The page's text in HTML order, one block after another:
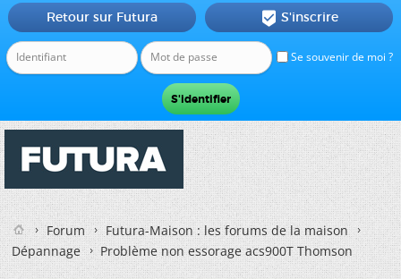
Se souvenir de moi ?
Retour sur Futura  S'inscrire
Forum
Futura-Maison : les forums de la maison
Dépannage
Problème non essorage acs900T Thomson